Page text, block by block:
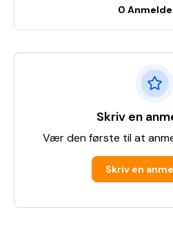
0
Skriv en
Vær den første til at
Skriv en